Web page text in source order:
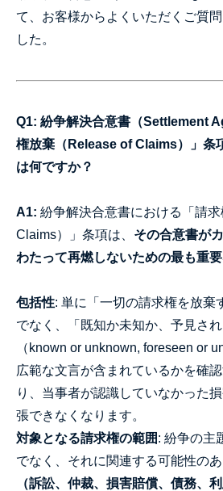
て、お客様からよくいただくご質
した。
Q1: 紛争解決合意書（Settlement
権放棄（Release of Claims）」条
は何ですか？
A1: 紛争解決合意書における「請
Claims）」条項は、 その合意書が
わたって再燃しないための最も重
包括性: 単に「一切の請求権を放棄
でなく、「既知か未知か、予見さ
（known or unknown, foreseen or
広範な文言が含まれているかを確
り、当事者が認識していなかった
張できなくなります。
対象となる請求権の範囲: 紛争の主
でなく、それに関連する可能性のあ
（訴訟、仲裁、損害賠償、債務、